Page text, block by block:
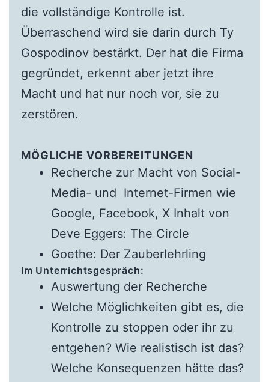
die vollständige Kontrolle ist.
Überraschend wird sie darin durch Ty
Gospodinov bestärkt. Der hat die Firma
gegründet, erkennt aber jetzt ihre
Macht und hat nur noch vor, sie zu
zerstören.
MÖGLICHE VORBEREITUNGEN
Recherche zur Macht von Social-
Media- und Internet-Firmen wie
Google, Facebook, X Inhalt von
Deve Eggers: The Circle
Goethe: Der Zauberlehrling
Im Unterrichtsgespräch:
Auswertung der Recherche
Welche Möglichkeiten gibt es, die
Kontrolle zu stoppen oder ihr zu
entgehen? Wie realistisch ist das?
Welche Konsequenzen hätte das?